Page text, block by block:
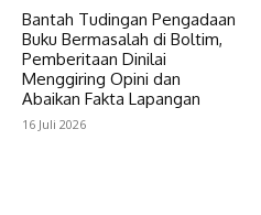
Bantah Tudingan Pengadaan
Buku Bermasalah di Boltim,
Pemberitaan Dinilai
Menggiring Opini dan
Abaikan Fakta Lapangan
16 Juli 2026